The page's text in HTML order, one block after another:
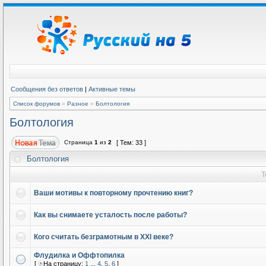
Сообщения без ответов | Активные темы
Список форумов » Разное » Болтология
Болтология
Страница 1 из 2 [ Тем: 33 ]
Болтология
Ваши мотивы к повторному прочтению книг?
Как вы снимаете усталость после работы?
Кого считать безграмотным в XXI веке?
Флудилка и Оффтопилка
[ На страницу: 1 4 5 6 ]